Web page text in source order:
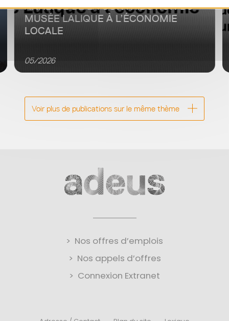
ANALYSE DE LA CONTRIBUTION DU
MUSÉE LALIQUE À L’ÉCONOMIE
LOCALE
d’urbanisme du Grand Est (7Est), l’Adeus a mené une
05/2026
Voir plus de publications sur le même thème
Nos offres d’emplois
Nos appels d’offres
Connexion Extranet